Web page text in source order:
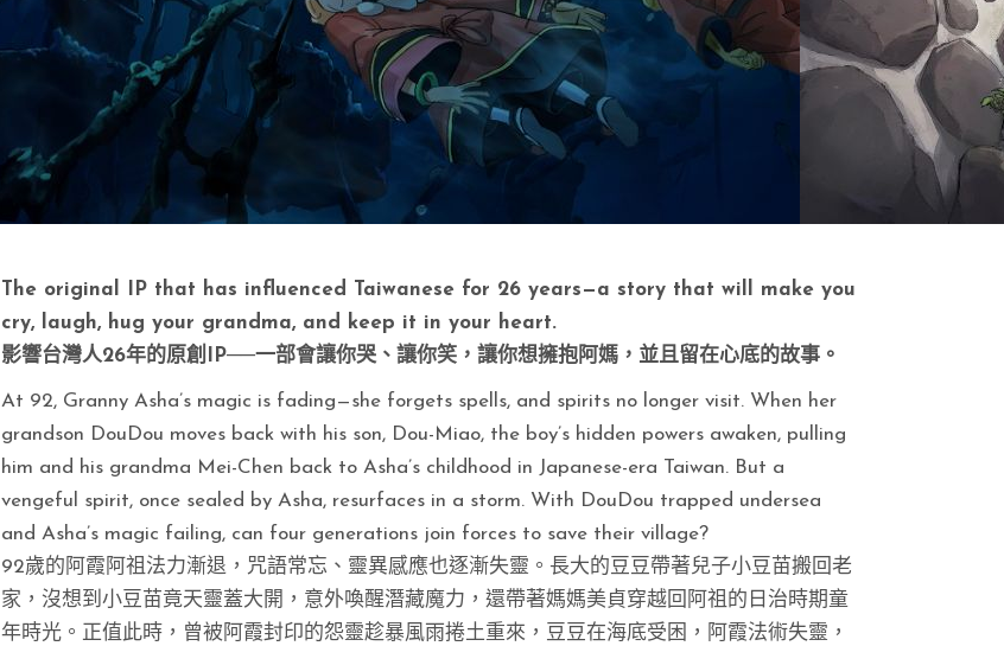
The original IP that has influenced Taiwanese for 26 years—a story that will make you
cry, laugh, hug your grandma, and keep it in your heart.
影響台灣人26年的原創IP──一部會讓你哭、讓你笑，讓你想擁抱阿媽，並且留在心底的故事。
At 92, Granny Asha’s magic is fading—she forgets spells, and spirits no longer visit. When her
grandson DouDou moves back with his son, Dou-Miao, the boy’s hidden powers awaken, pulling
him and his grandma Mei-Chen back to Asha’s childhood in Japanese-era Taiwan. But a
vengeful spirit, once sealed by Asha, resurfaces in a storm. With DouDou trapped undersea
and Asha’s magic failing, can four generations join forces to save their village?
92歲的阿霞阿祖法力漸退，咒語常忘、靈異感應也逐漸失靈。長大的豆豆帶著兒子小豆苗搬回老
家，沒想到小豆苗竟天靈蓋大開，意外喚醒潛藏魔力，還帶著媽媽美貞穿越回阿祖的日治時期童
年時光。正值此時，曾被阿霞封印的怨靈趁暴風雨捲土重來，豆豆在海底受困，阿霞法術失靈，